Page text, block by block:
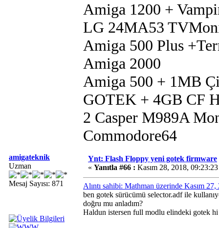
Amiga 1200 +
LG 24MA53
Amiga 500 Plus
Amiga 2000
Amiga 500 + 1MB
GOTEK + 4GB CF
2 Casper M989A
Commodore64
amigateknik
Uzman
Mesaj Sayısı: 871
Ynt: Flash Floppy yeni gotek firmware
« Yanıtla #66 : Kasım 28, 2018,
Alıntı sahibi: Mathman üzerinde Kasım
ben gotek sürücümü selector.adf ile
doğru mu anladım?
Haldun istersen full modlu elindeki gotek